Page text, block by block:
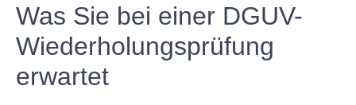
Was Sie bei einer DGUV-
Wiederholungsprüfung
erwartet